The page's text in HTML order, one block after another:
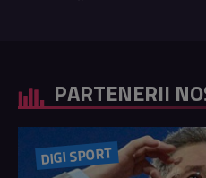
PARTENERII
DIGI SPORT